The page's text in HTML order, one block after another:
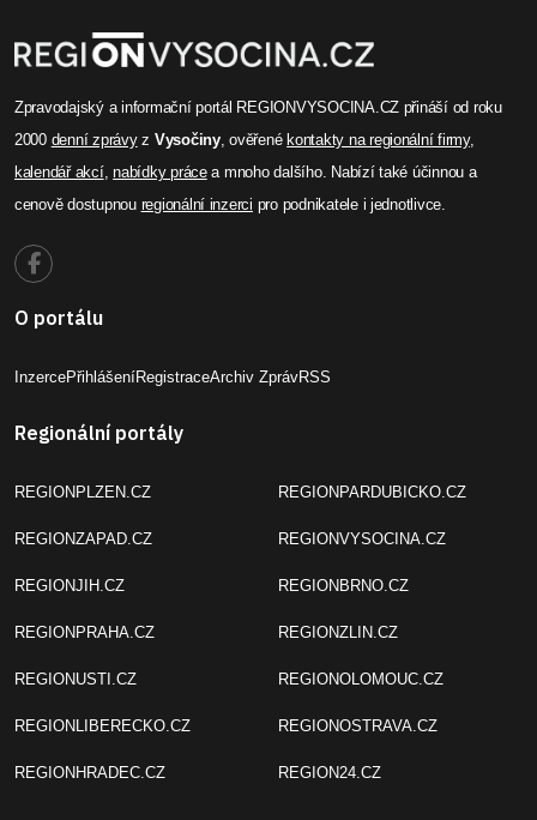
Zpravodajský a informační portál REGIONVYSOCINA.CZ přináší od roku
2000 denní zprávyz Vysočiny, ověřené kontakty na regionální firmy,
kalendář akcí,nabídky prácea mnoho dalšího. Nabízí také účinnou a
cenově dostupnou regionální inzerci pro podnikatele i jednotlivce.
O portálu
InzercePřihlášeníRegistraceArchiv ZprávRSS
Regionální portály
REGIONPLZEN.CZ
REGIONZAPAD.CZ
REGIONJIH.CZ
REGIONPRAHA.CZ
REGIONUSTI.CZ
REGIONLIBERECKO.CZ
REGIONHRADEC.CZ
REGIONPARDUBICKO.CZ
REGIONVYSOCINA.CZ
REGIONBRNO.CZ
REGIONZLIN.CZ
REGIONOLOMOUC.CZ
REGIONOSTRAVA.CZ
REGION24.CZ